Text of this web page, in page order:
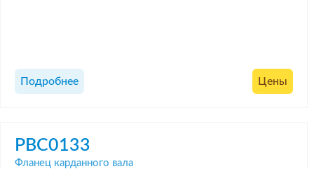
Подробнее Цены
PBC0133
Фланец карданного вала